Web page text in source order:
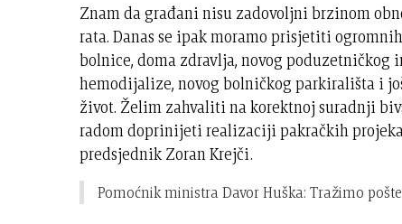
Znam da građani nisu zadovoljni brzinom
rata. Danas se ipak moramo prisjetiti
bolnice, doma zdravlja, novog poduzetničkog
hemodijalize, novog bolničkog parkirališta i
život. Želim zahvaliti na korektnoj suradnji
radom doprinijeti realizaciji pakračkih
predsjednik Zoran Krejči.
Pomoćnik ministra Davor Huška: Tražimo